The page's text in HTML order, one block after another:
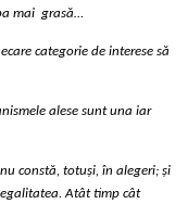
mai grasă…
categorie de interese să
alese sunt una iar
constă, totuși, în alegeri; și
egalitatea. Atât timp cât